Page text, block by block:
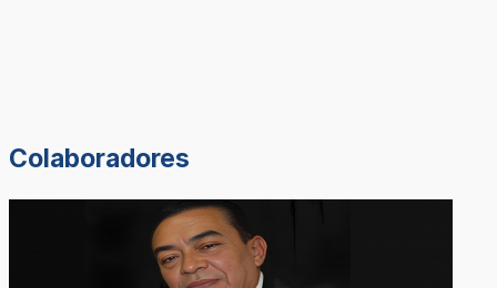
Colaboradores